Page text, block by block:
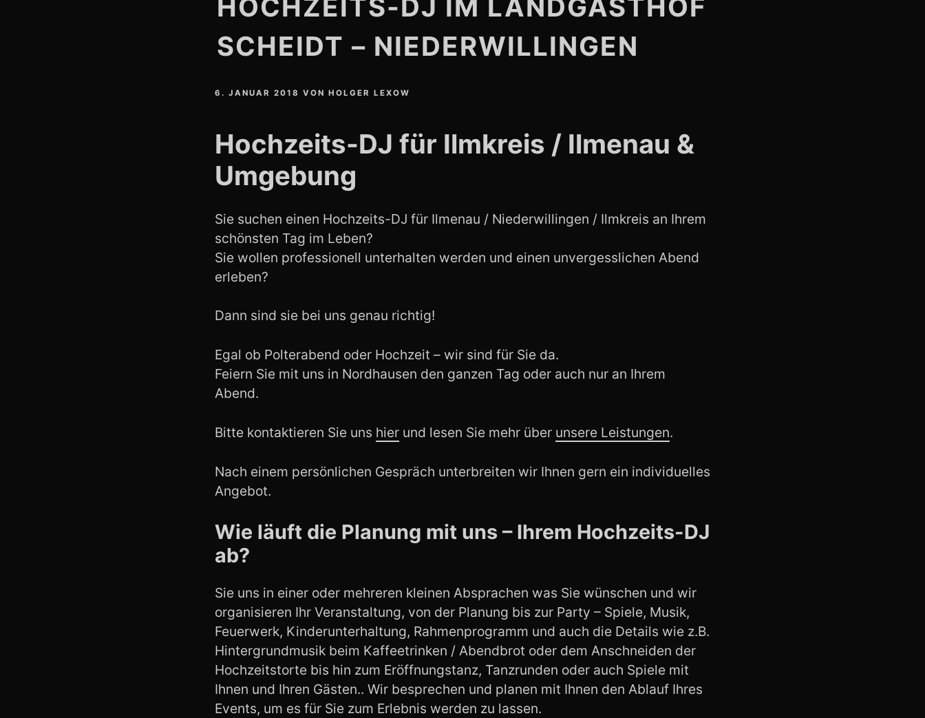
HOCHZEITS-DJ IM LANDGASTHOF
SCHEIDT – NIEDERWILLINGEN
6. JANUAR 2018 VON HOLGER LEXOW
Hochzeits-DJ für Ilmkreis / Ilmenau &
Umgebung
Sie suchen einen Hochzeits-DJ für Ilmenau / Niederwillingen / Ilmkreis an Ihrem
schönsten Tag im Leben?
Sie wollen professionell unterhalten werden und einen unvergesslichen Abend
erleben?
Dann sind sie bei uns genau richtig!
Egal ob Polterabend oder Hochzeit – wir sind für Sie da.
Feiern Sie mit uns in Nordhausen den ganzen Tag oder auch nur an Ihrem
Abend.
Bitte kontaktieren Sie uns hierund lesen Sie mehr über unsere Leistungen.
Nach einem persönlichen Gespräch unterbreiten wir Ihnen gern ein individuelles
Angebot.
Wie läuft die Planung mit uns – Ihrem Hochzeits-DJ
ab?
Sie uns in einer oder mehreren kleinen Absprachen was Sie wünschen und wir
organisieren Ihr Veranstaltung, von der Planung bis zur Party – Spiele, Musik,
Feuerwerk, Kinderunterhaltung, Rahmenprogramm und auch die Details wie z.B.
Hintergrundmusik beim Kaffeetrinken / Abendbrot oder dem Anschneiden der
Hochzeitstorte bis hin zum Eröffnungstanz, Tanzrunden oder auch Spiele mit
Ihnen und Ihren Gästen.. Wir besprechen und planen mit Ihnen den Ablauf Ihres
Events, um es für Sie zum Erlebnis werden zu lassen.